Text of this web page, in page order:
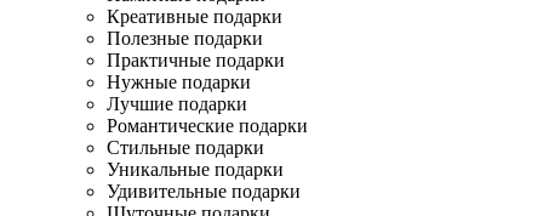
Креативные подарки
Полезные подарки
Практичные подарки
Нужные подарки
Лучшие подарки
Романтические подарки
Стильные подарки
Уникальные подарки
Удивительные подарки